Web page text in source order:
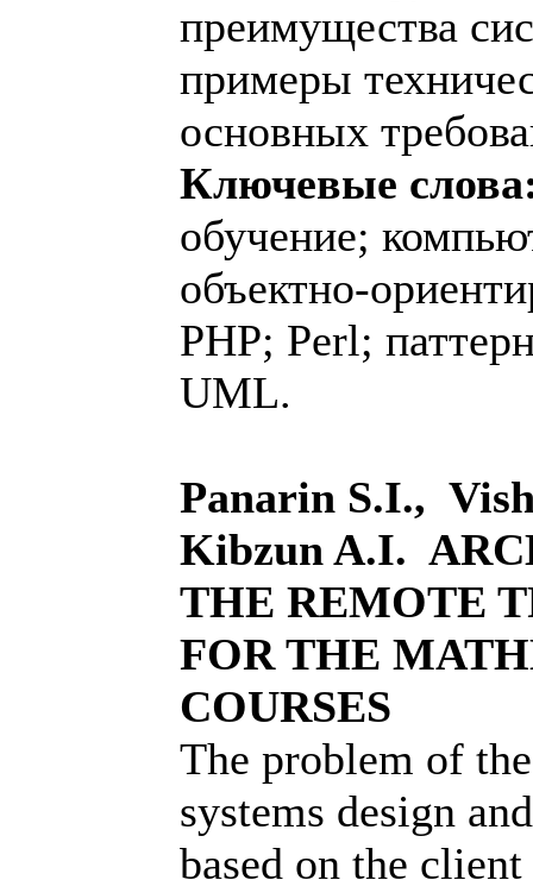
преимущества
примеры
основных
Ключевые
обучение;
объектно-
PHP; Perl;
UML.
Panarin S.I.,
Kibzun A.I.
THE REMOTE
FOR THE
COURSES
The problem of
systems design
based on the